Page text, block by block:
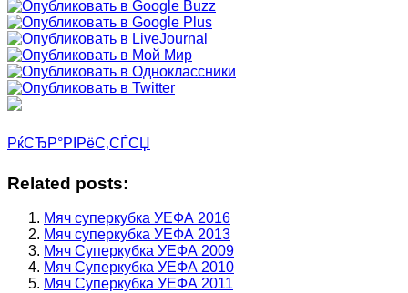
РќСЂР°РІРёС‚СЃСЏ
Related posts:
Мяч суперкубка УЕФА 2016
Мяч суперкубка УЕФА 2013
Мяч Суперкубка УЕФА 2009
Мяч Суперкубка УЕФА 2010
Мяч Суперкубка УЕФА 2011